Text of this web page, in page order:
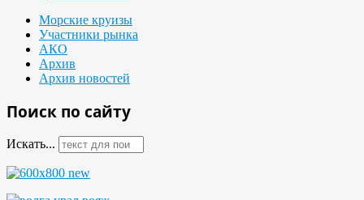
Морские круизы
Участники рынка
АКО
Архив
Архив новостей
Поиск по сайту
Искать...